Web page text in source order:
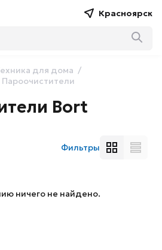
Красноярск
для дома
Пароочистители
Bort
Фильтры
ничего не найдено.